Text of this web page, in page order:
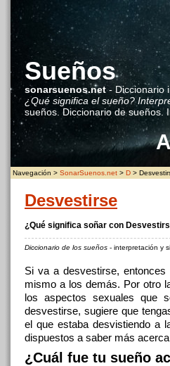
Sueños
sonarsuenos.net- Diccionario
¿Qué significa el sueño?
sueños. Diccionario de sueños.
Navegación > SonarSuenos.net > D >
Desvestirse
¿Qué significa soñar con
Diccionario de los sueños - interpretación y
Si va a desvestirse,
mismo a los demás. Por otro
los aspectos sexuales que
desvestirse, sugiere que
el que estaba desvistiendo a
dispuestos a saber más
¿Cuál fue tu sueño